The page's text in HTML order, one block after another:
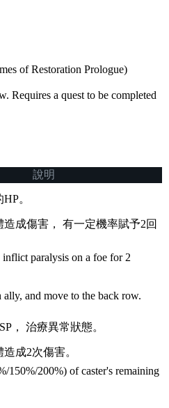
of Restoration Prologue)
Requires a quest to be completed
說明
。
造成傷害， 有一定機率賦予2回
inflict paralysis on a foe for 2
ally, and move to the back row.
， 治療異常狀態。
成2次傷害。
150%/200%) of caster's remaining